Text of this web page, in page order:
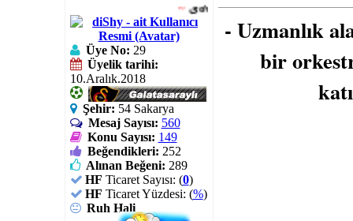
یơυℓℓεss ..
Üye No: 29
Üyelik tarihi:
10.Aralık.2018
Şehir: 54 Sakarya
Mesaj Sayısı: 560
Konu Sayısı: 149
Beğendikleri: 252
Alınan Beğeni: 289
HF Ticaret Sayısı: (0)
HF Ticaret Yüzdesi: (%)
Ruh Hali
- Uzmanlık
bir